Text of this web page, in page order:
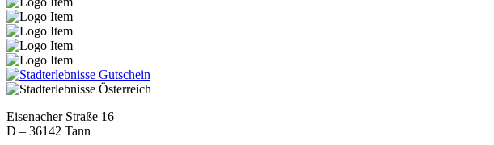
Eisenacher Straße 16
D – 36142 Tann